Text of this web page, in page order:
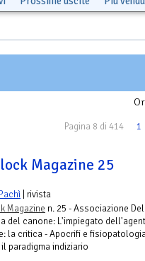
Pagina 8 di 414 1
Magazine 25
| rivista
Magazine n. 25 - Associazione
del canone: L'impiegato
la critica - Apocrifi e
paradigma indiziario